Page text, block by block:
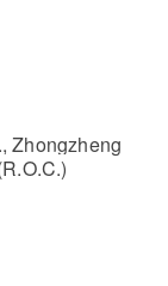
Zhongzheng